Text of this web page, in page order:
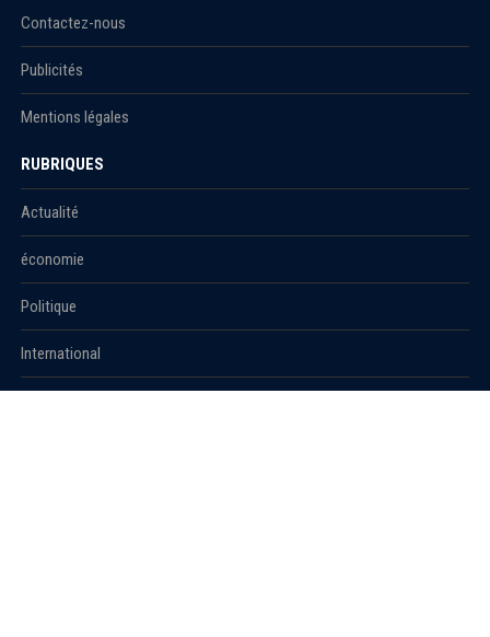
Contactez-nous
Publicités
Mentions légales
RUBRIQUES
Actualité
économie
Politique
International